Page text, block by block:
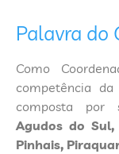
Palavra do
Como
competência da
composta por
Agudos do Sul,
Pinhais,